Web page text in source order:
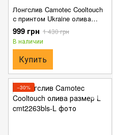
Лонгслив Camotec Cooltouch
с принтом Ukraine олива
размер S
999 грн 1 430 грн
В наличии
Купить
−30%